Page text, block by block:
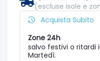
(escluse isole e
Acquista Subito
Zone 24h
salvo festivi o ritardi
Martedì.